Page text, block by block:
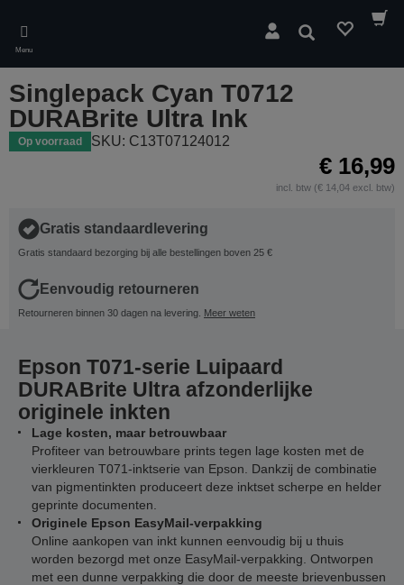
main
content
Menu
Zoeken
Singlepack Cyan T0712
DURABrite Ultra Ink
Op voorraad SKU: C13T07124012
€ 16,99
incl. btw (€ 14,04 excl. btw)
Gratis standaardlevering
Gratis standaard bezorging bij alle bestellingen boven 25 €
Eenvoudig retourneren
Retourneren binnen 30 dagen na levering. Meer weten
Epson T071-serie Luipaard
DURABrite Ultra afzonderlijke
originele inkten
Lage kosten, maar betrouwbaar
Profiteer van betrouwbare prints tegen lage kosten met de
vierkleuren T071-inktserie van Epson. Dankzij de combinatie
van pigmentinkten produceert deze inktset scherpe en helder
geprinte documenten.
Originele Epson EasyMail-verpakking
Online aankopen van inkt kunnen eenvoudig bij u thuis
worden bezorgd met onze EasyMail-verpakking. Ontworpen
met een dunne verpakking die door de meeste brievenbussen